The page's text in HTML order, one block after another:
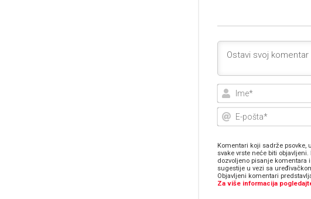
Komentari koji sadrže psovke,
svake vrste neće biti
dozvoljeno pisanje
sugestije u vezi sa
Objavljeni komentari
Za više informacija